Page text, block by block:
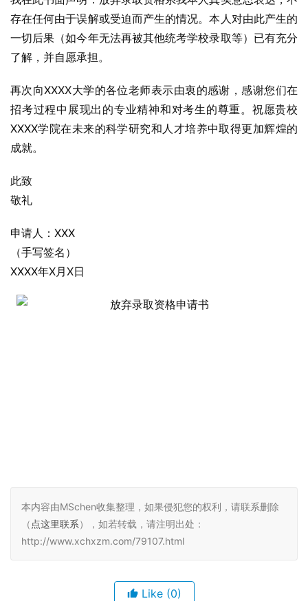
存在任何由于误解或受迫而产生的情况。本人对由此产生的
一切后果（如今年无法再被其他统考学校录取等）已有充分
了解，并自愿承担。
再次向XXXX大学的各位老师表示由衷的感谢，感谢您们在
招考过程中展现出的专业精神和对考生的尊重。祝愿贵校
XXXX学院在未来的科学研究和人才培养中取得更加辉煌的
成就。
此致
敬礼
申请人：XXX
（手写签名）
XXXX年X月X日
本内容由MSchen收集整理，如果侵犯您的权利，请联系删除
（ 点这里联系），如若转载，请注明出处：
http://www.xchxzm.com/79107.html
Like (0)